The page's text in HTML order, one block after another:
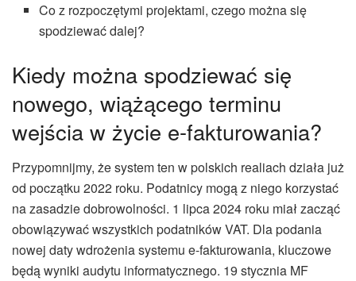
Co z rozpoczętymi projektami, czego można się
spodziewać dalej?
Kiedy można spodziewać się
nowego, wiążącego terminu
wejścia w życie e-fakturowania?
Przypomnijmy, że system ten w polskich realiach działa już
od początku 2022 roku. Podatnicy mogą z niego korzystać
na zasadzie dobrowolności. 1 lipca 2024 roku miał zacząć
obowiązywać wszystkich podatników VAT. Dla podania
nowej daty wdrożenia systemu e-fakturowania, kluczowe
będą wyniki audytu informatycznego. 19 stycznia MF